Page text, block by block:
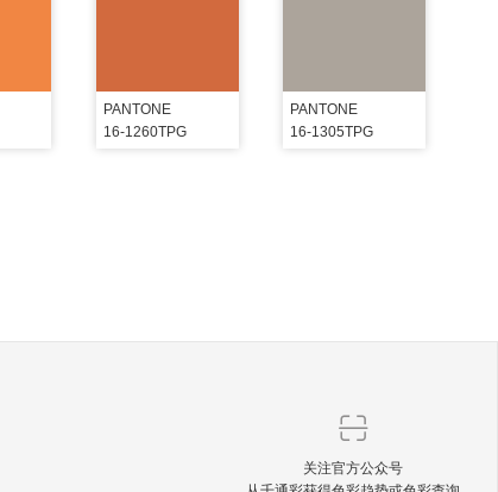
PANTONE
16-1260TPG
PANTONE
16-1305TPG
关注官方公众号